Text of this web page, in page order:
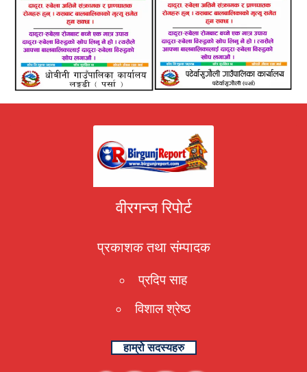
वीरगन्ज रिपोर्ट
प्रकाशक तथा संम्पादक
प्रदिप साह
विशाल श्रेष्ठ
हाम्रो सदस्यहरु